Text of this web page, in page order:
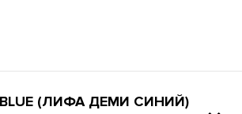
(ЛИФА ДЕМИ СИНИЙ)